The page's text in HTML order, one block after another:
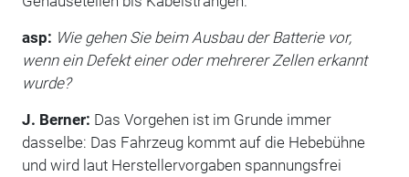
asp: Wie gehen Sie beim Ausbau der Batterie vor,
wenn ein Defekt einer oder mehrerer Zellen erkannt
wurde?
J. Berner: Das Vorgehen ist im Grunde immer
dasselbe: Das Fahrzeug kommt auf die Hebebühne
und wird laut Herstellervorgaben spannungsfrei